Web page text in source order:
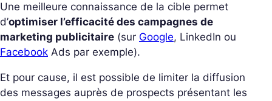
Une meilleure connaissance de la cible permet
d’optimiser l’efficacité des campagnes de
marketing publicitaire (sur Google, LinkedIn ou
Facebook Ads par exemple).
Et pour cause, il est possible de limiter la diffusion
des messages auprès de prospects présentant les